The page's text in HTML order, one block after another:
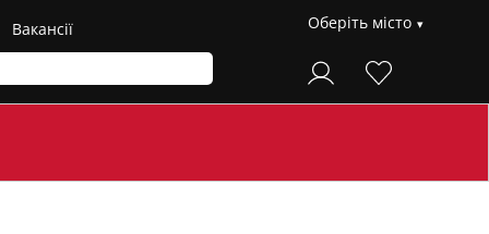
Вакансії Оберіть місто